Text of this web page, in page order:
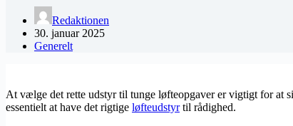
Redaktionen
30. januar 2025
Generelt
At vælge det rette udstyr til tunge løfteopgaver er vigtigt for at
essentielt at have det rigtige løfteudstyrtil rådighed.